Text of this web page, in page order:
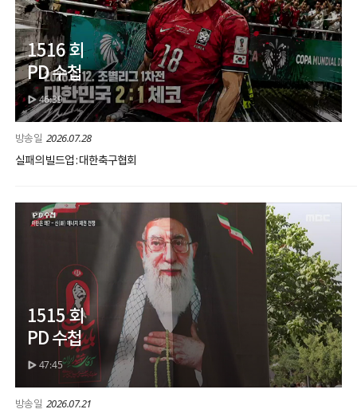
1516 회
PD 수첩
46:39
2026.07.28
실패의 빌드업 : 대한축구협회
1515 회
PD 수첩
47:45
2026.07.21